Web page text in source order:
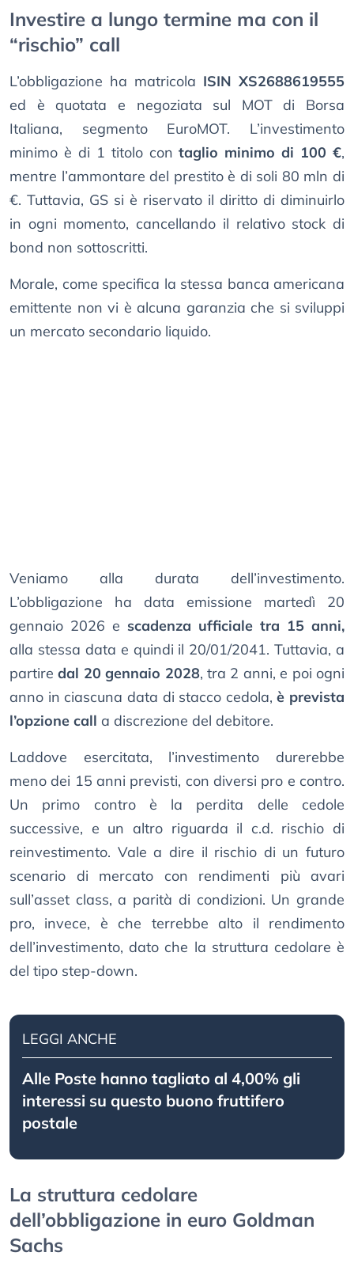
Investire a lungo termine ma con il
“rischio” call
L’obbligazione ha matricola ISIN XS2688619555
ed è quotata e negoziata sul MOT di Borsa
Italiana, segmento EuroMOT. L’investimento
minimo è di 1 titolo contaglio minimo di 100 €,
mentre l’ammontare del prestito è di soli 80 mln di
€. Tuttavia, GS si è riservato il diritto di diminuirlo
in ogni momento, cancellando il relativo stock di
bond non sottoscritti.
Morale, come specifica la stessa banca americana
emittente non vi è alcuna garanzia che si sviluppi
un mercato secondario liquido.
Veniamo alla durata dell’investimento.
L’obbligazione ha data emissione martedì 20
gennaio 2026 e scadenza ufficiale tra 15 anni,
alla stessa data e quindi il 20/01/2041. Tuttavia, a
partiredal 20 gennaio 2028, tra 2 anni, e poi ogni
anno in ciascuna data di stacco cedola,è prevista
l’opzione call a discrezione del debitore.
Laddove esercitata, l’investimento durerebbe
meno dei 15 anni previsti, con diversi pro e contro.
Un primo contro è la perdita delle cedole
successive, e un altro riguarda il c.d. rischio di
reinvestimento. Vale a dire il rischio di un futuro
scenario di mercato con rendimenti più avari
sull’asset class, a parità di condizioni. Un grande
pro, invece, è che terrebbe alto il rendimento
dell’investimento, dato che la struttura cedolare è
del tipo step-down.
LEGGI ANCHE
Alle Poste hanno tagliato al 4,00% gli
interessi su questo buono fruttifero
postale
La struttura cedolare
dell’obbligazione in euro Goldman
Sachs